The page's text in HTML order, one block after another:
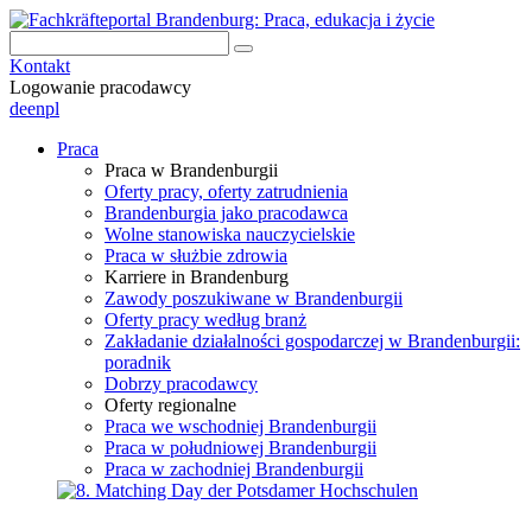
Kontakt
Logowanie pracodawcy
deenpl
Praca
Praca w Brandenburgii
Oferty pracy, oferty zatrudnienia
Brandenburgia jako pracodawca
Wolne stanowiska nauczycielskie
Praca w służbie zdrowia
Karriere in Brandenburg
Zawody poszukiwane w Brandenburgii
Oferty pracy według branż
Zakładanie działalności gospodarczej w Brandenburgii:
poradnik
Dobrzy pracodawcy
Oferty regionalne
Praca we wschodniej Brandenburgii
Praca w południowej Brandenburgii
Praca w zachodniej Brandenburgii